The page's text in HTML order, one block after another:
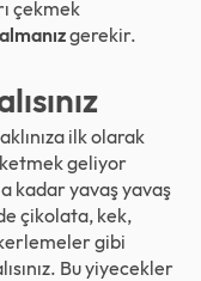
çekmek
gerekir.
ilk olarak
geliyor
kadar yavaş yavaş
çikolata, kek,
gibi
Bu yiyecekler